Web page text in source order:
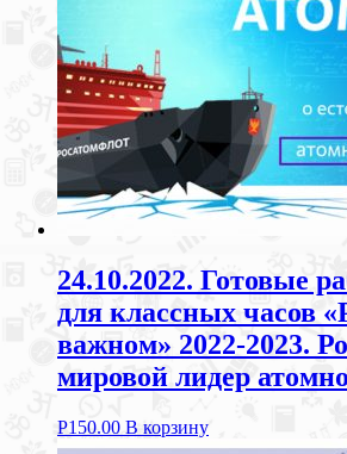
24.10.2022. Готовые
для классных часов
важном» 2022-2023.
мировой лидер
Р150.00 В корзину